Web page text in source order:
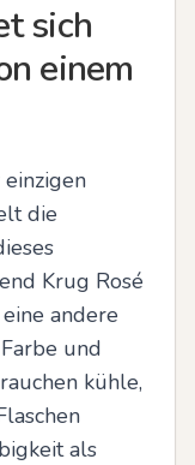
sich
einem
die
Krug Rosé
andere
und
kühle,
als